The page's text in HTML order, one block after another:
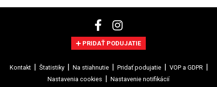
PRIDAŤ PODUJATIE
Kontakt Štatistiky Na stiahnutie Pridať podujatie
VOP a GDPR
Nastavenia cookies
Nastavenie notifikácií